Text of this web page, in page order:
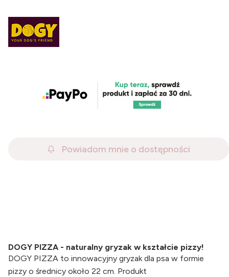
Powiadom mnie o dostępności
DOGY PIZZA - naturalny gryzak w kształcie pizzy!
DOGY PIZZA to innowacyjny gryzak dla psa w formie
pizzy o średnicy około 22 cm. Produkt